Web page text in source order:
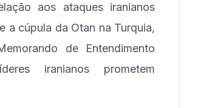
aos ataques iranianos
a cúpula da Otan na Turquia,
de Entendimento
iranianos prometem